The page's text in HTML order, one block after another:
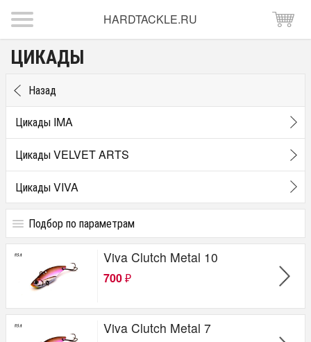
HARDTACKLE.RU
ЦИКАДЫ
Назад
Цикады IMA
Цикады VELVET ARTS
Цикады VIVA
Подбор по параметрам
Цена
от
VIVA (Cormoran)
Viva Clutch Metal 10
700 ₽
Viva Clutch Metal 7